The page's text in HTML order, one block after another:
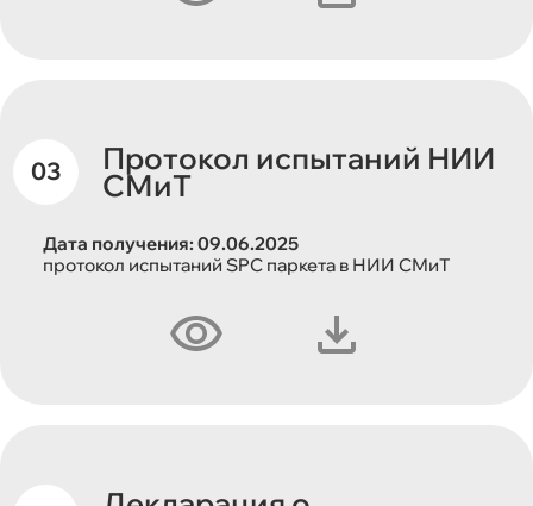
Протокол испытаний НИИ
СМиТ
Дата получения: 09.06.2025
протокол испытаний SPC паркета в НИИ СМиТ